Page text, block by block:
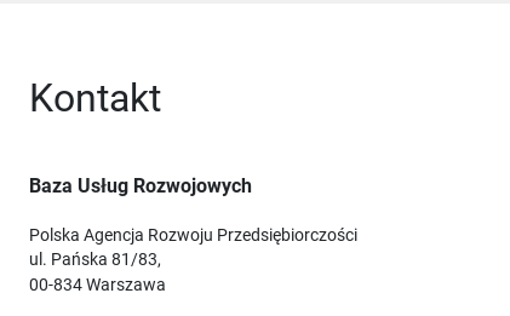
Kontakt
Baza Usług Rozwojowych
Polska Agencja Rozwoju Przedsiębiorczości
ul. Pańska 81/83,
00-834 Warszawa